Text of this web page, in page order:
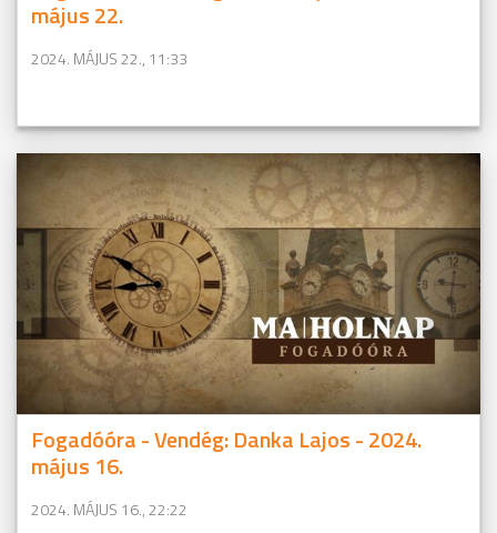
május 22.
2024. MÁJUS 22., 11:33
Fogadóóra - Vendég: Danka Lajos - 2024.
május 16.
2024. MÁJUS 16., 22:22